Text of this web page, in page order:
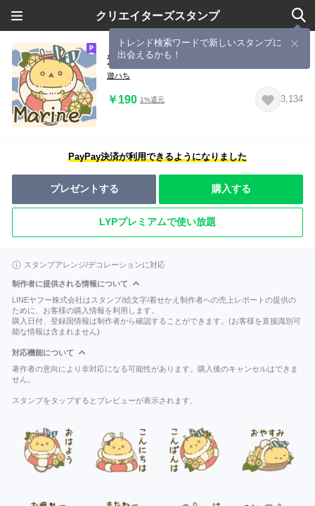
クリエイターズスタンプ
トレンド検索ワードで新しいスタンプに
出会えるかも！
遊はちのはちさんスタンプ～マリン～
遊ハち
￥190 1%還元 3,134
PayPay決済が利用できるようになりました
プレゼントする 購入する
LYPプレミアムで使い放題
スタンプアレンジ/デコレーションに対応
制作者に提供される情報について
LINEヤフー株式会社はスタンプ/絵文字/着せかえ制作者への売上レポートの提供の
ために、お客様の購入情報を利用します。
購入日付、登録国情報は制作者から確認することができます。(お客様を直接識別可
能な情報は含まれません)
対応機能について
著作者の意向により非対応になる可能性があります。購入後のキャンセルはできま
せん。
スタンプをタップするとプレビューが表示されます。